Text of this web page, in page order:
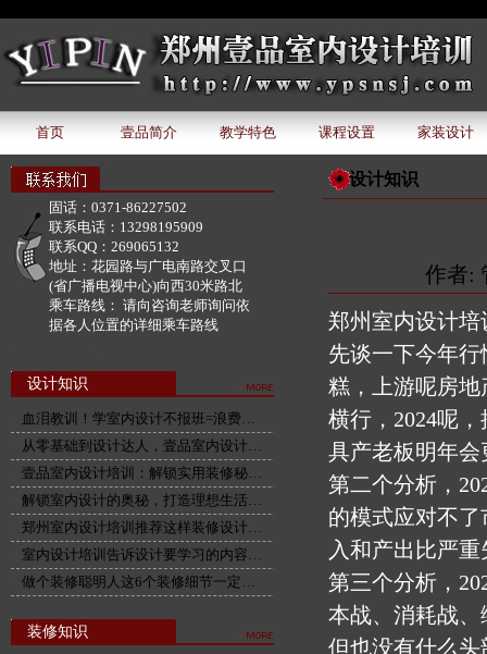
首页 壹品简介 教学特色 课程设置 家装设计
固话： 0371-86227502
联系电话： 13298195909
联系QQ： 269065132
地址： 花园路与广电南路交叉口
(省广播电视中心)向西30米路北
乘车路线： 请向咨询老师询问依
据各人位置的详细乘车路线
设计知识
血泪教训！学室内设计不报班=浪费…
从零基础到设计达人，壹品室内设计…
壹品室内设计培训：解锁实用装修秘…
解锁室内设计的奥秘，打造理想生活…
郑州室内设计培训推荐这样装修设计…
室内设计培训告诉设计要学习的内容…
做个装修聪明人这6个装修细节一定…
装修知识
设计知识
作者:
郑州室内设计
先谈一下今年
糕，上游呢房
横行，2024呢
具产老板明年
第二个分析，
的模式应对不
入和产出比严
第三个分析，
本战、消耗战、
但也没有什么